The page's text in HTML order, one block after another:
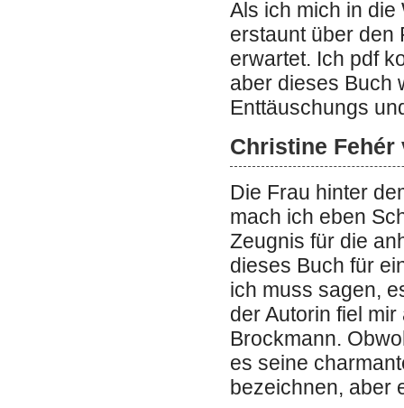
Als ich mich in
erstaunt über den
erwartet. Ich pdf
aber dieses Buch
Enttäuschungs
Christine Fehér
Die Frau hinter
mach ich eben
Zeugnis für die
dieses Buch für
ich muss sagen,
der Autorin fiel
Brockmann.
es seine
bezeichnen, aber